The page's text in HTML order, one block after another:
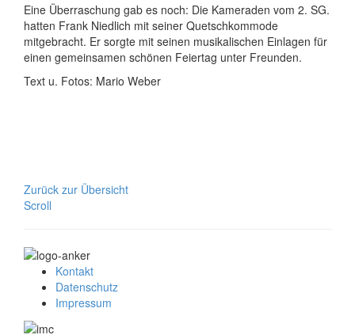
Eine Überraschung gab es noch: Die Kameraden vom 2. SG.
hatten Frank Niedlich mit seiner Quetschkommode
mitgebracht. Er sorgte mit seinen musikalischen Einlagen für
einen gemeinsamen schönen Feiertag unter Freunden.
Text u. Fotos: Mario Weber
Zurück zur Übersicht
Scroll
Kontakt
Datenschutz
Impressum